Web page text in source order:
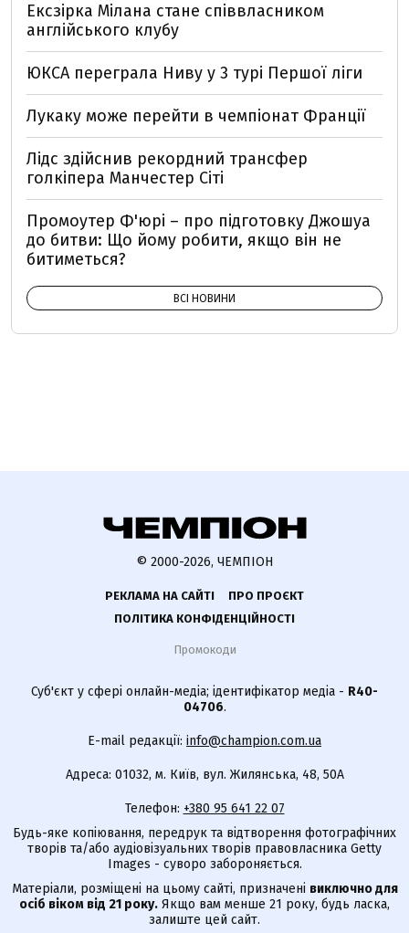
Ексзірка Мілана стане співвласником
англійського клубу
ЮКСА переграла Ниву у 3 турі Першої ліги
Лукаку може перейти в чемпіонат Франції
Лідс здійснив рекордний трансфер
голкіпера Манчестер Сіті
Промоутер Ф'юрі – про підготовку Джошуа
до битви: Що йому робити, якщо він не
битиметься?
ВСІ НОВИНИ
© 2000-2026, ЧЕМПІОН
РЕКЛАМА НА САЙТІ
ПРО ПРОЄКТ
ПОЛІТИКА КОНФІДЕНЦІЙНОСТІ
Промокоди
Суб'єкт у сфері онлайн-медіа; ідентифікатор медіа - R40-
04706.
E-mail редакції: info@champion.com.ua
Адреса: 01032, м. Київ, вул. Жилянська, 48, 50А
Телефон: +380 95 641 22 07
Будь-яке копіювання, передрук та відтворення фотографічних
творів та/або аудіовізуальних творів правовласника Getty
Images - суворо забороняється.
Матеріали, розміщені на цьому сайті, призначені виключно для
осіб віком від 21 року. Якщо вам менше 21 року, будь ласка,
залиште цей сайт.